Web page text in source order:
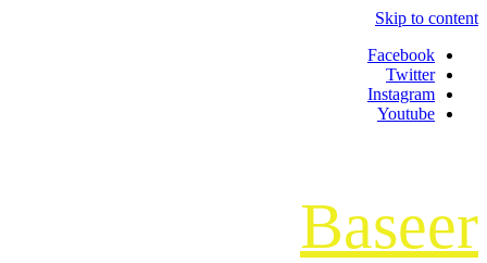
Skip to content
Facebook
Twitter
Instagram
Youtube
Baseer